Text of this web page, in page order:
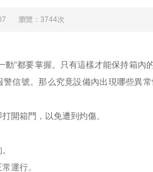
瀏覽：3744次
都要掌握。只有這樣才能保持箱內
信號。那么究竟設備內出現哪些異
開箱門，以免遭到灼傷。
運行。